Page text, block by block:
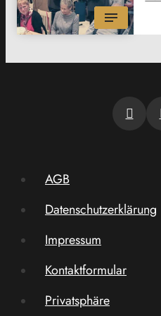
AGB
Datenschutzerklärung
Impressum
Kontaktformular
Privatsphäre